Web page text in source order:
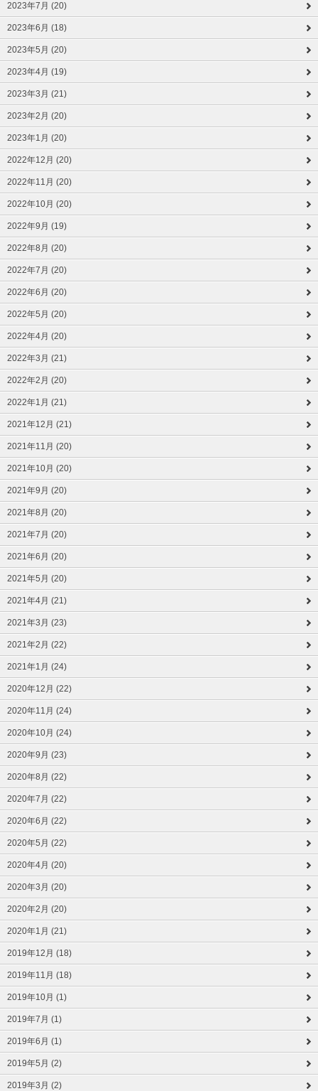
2023年7月 (20)
2023年6月 (18)
2023年5月 (20)
2023年4月 (19)
2023年3月 (21)
2023年2月 (20)
2023年1月 (20)
2022年12月 (20)
2022年11月 (20)
2022年10月 (20)
2022年9月 (19)
2022年8月 (20)
2022年7月 (20)
2022年6月 (20)
2022年5月 (20)
2022年4月 (20)
2022年3月 (21)
2022年2月 (20)
2022年1月 (21)
2021年12月 (21)
2021年11月 (20)
2021年10月 (20)
2021年9月 (20)
2021年8月 (20)
2021年7月 (20)
2021年6月 (20)
2021年5月 (20)
2021年4月 (21)
2021年3月 (23)
2021年2月 (22)
2021年1月 (24)
2020年12月 (22)
2020年11月 (24)
2020年10月 (24)
2020年9月 (23)
2020年8月 (22)
2020年7月 (22)
2020年6月 (22)
2020年5月 (22)
2020年4月 (20)
2020年3月 (20)
2020年2月 (20)
2020年1月 (21)
2019年12月 (18)
2019年11月 (18)
2019年10月 (1)
2019年7月 (1)
2019年6月 (1)
2019年5月 (2)
2019年3月 (2)